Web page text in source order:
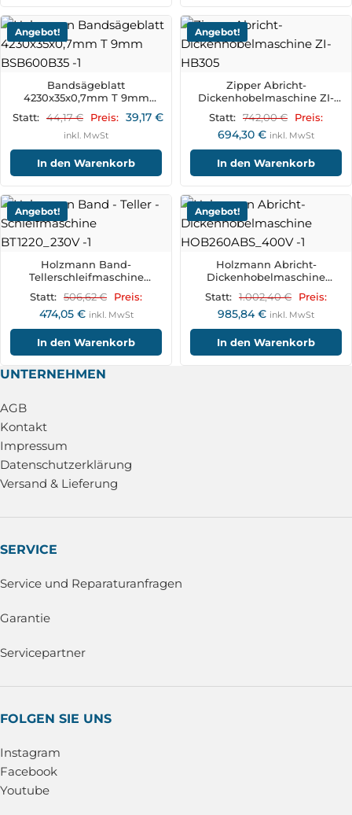
Angebot!
Bandsägeblatt
4230x35x0,7mm T 9mm
Statt: 44,17€ Preis: 39,17 €
inkl. MwSt
In den Warenkorb
Angebot!
Zipper Abricht-
Dickenhobelmaschine ZI-
Statt: 742,00€ Preis:
694,30 € inkl. MwSt
In den Warenkorb
Angebot!
Holzmann Band-
Tellerschleifmaschine
Statt: 506,62€ Preis:
474,05 € inkl. MwSt
In den Warenkorb
Angebot!
Holzmann Abricht-
Dickenhobelmaschine
Statt: 1.002,40€ Preis:
985,84€ inkl. MwSt
In den Warenkorb
UNTERNEHMEN
AGB
Kontakt
Impressum
Datenschutzerklärung
Versand & Lieferung
SERVICE
Service und Reparaturanfragen
Garantie
Servicepartner
FOLGEN SIE UNS
Instagram
Facebook
Youtube